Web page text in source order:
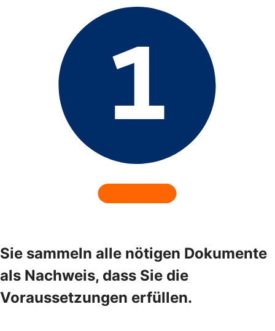
Sie sammeln alle nötigen Dokumente
als Nachweis, dass Sie die
Voraussetzungen erfüllen.